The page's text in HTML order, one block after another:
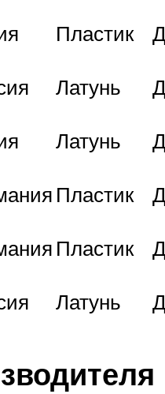
Пластик
Латунь
Латунь
Пластик
Пластик
Латунь